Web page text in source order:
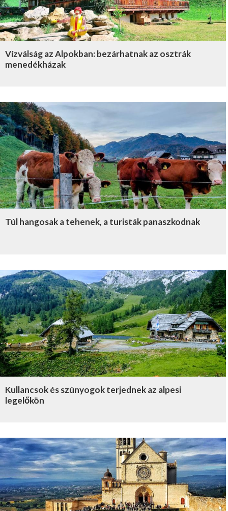
Vízválság az Alpokban: bezárhatnak az osztrák
menedékházak
Túl hangosak a tehenek, a turisták panaszkodnak
Kullancsok és szúnyogok terjednek az alpesi
legelőkön